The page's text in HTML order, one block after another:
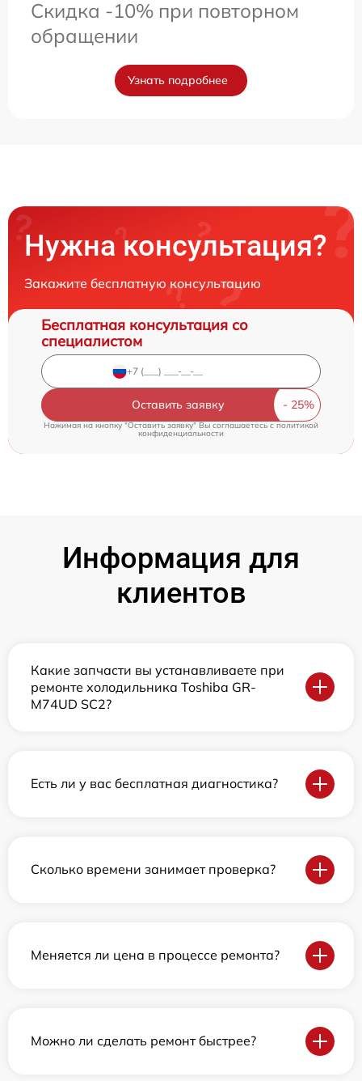
Скидка -10% при повторном
обращении
Узнать подробнее
Нужна консультация?
Закажите бесплатную консультацию
Бесплатная консультация со
специалистом
Оставить заявку
Нажимая на кнопку "Оставить заявку" Вы соглашаетесь cполитикой
конфиденциальности
Информация для
клиентов
Какие запчасти вы устанавливаете при
ремонте холодильника Toshiba GR-
M74UD SC2?
Есть ли у вас бесплатная диагностика?
Сколько времени занимает проверка?
Меняется ли цена в процессе ремонта?
Можно ли сделать ремонт быстрее?